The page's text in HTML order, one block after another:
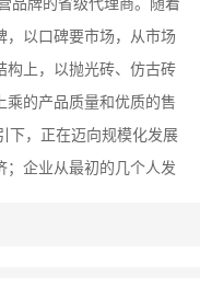
品牌的省级代理商。随着
，以口碑要市场，从市场
构上，以抛光砖、仿古砖
乘的产品质量和优质的售
下，正在迈向规模化发展
；企业从最初的几个人发